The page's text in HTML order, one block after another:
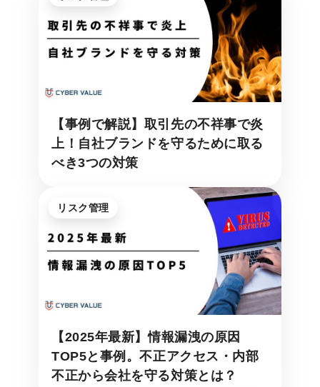
【事例で解説】取引先の不祥事で炎
上！自社ブランドを守るために取る
べき3つの対策
リスク管理
【2025年最新】情報漏洩の原因
TOP5と事例。不正アクセス・内部
不正から会社を守る対策とは？